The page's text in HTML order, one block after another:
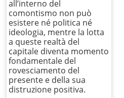
all’interno del
comontismo non può
esistere né politica né
ideologia, mentre la lotta
a queste realtà del
capitale diventa momento
fondamentale del
rovesciamento del
presente e della sua
distruzione positiva.